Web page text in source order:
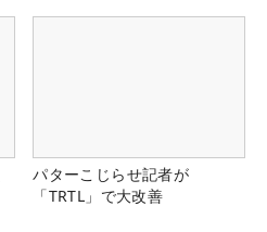
パターこじらせ記者が
「TRTL」で大改善